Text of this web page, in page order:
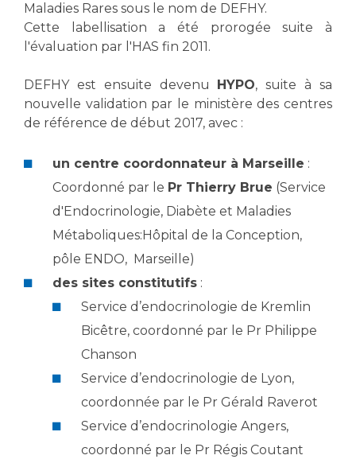
Charte Romain Jacob
Mouvement Parcours Handicap 13
Activité physique
Médecine nucléaire
Maladies rares
Maternité Hôpital Nord
Vos représentants
La Commission Des Usagers (CDU)
Adresser un patient
Réseaux de soins
Médicale
Radiologie / Imagerie
Cancérologie
Anatomie et Cytologie Pathologiques
Adresser un examen au Laboratoire d'Infectiologie
Centres de référence Maladies Rares
Plateforme d'Expertise Maladies Rares
Communiqués de presse
Dossiers de presse
Médiathèque
Fournisseurs
Maladies Rares sous le nom de DEFHY.
Cette labellisation a été prorogée suite à
l'évaluation par l'HAS fin 2011.
DEFHY est ensuite devenu HYPO, suite à sa
nouvelle validation par le ministère des centres
de référence de début 2017, avec :
un centre coordonnateur à Marseille :
Coordonné par le Pr Thierry Brue (Service
d'Endocrinologie, Diabète et Maladies
Métaboliques:Hôpital de la Conception,
pôle ENDO, Marseille)
des sites constitutifs :
Service d’endocrinologie de Kremlin
Bicêtre, coordonné par le Pr Philippe
Chanson
Service d’endocrinologie de Lyon,
coordonnée par le Pr Gérald Raverot
Service d’endocrinologie Angers,
coordonné par le Pr Régis Coutant